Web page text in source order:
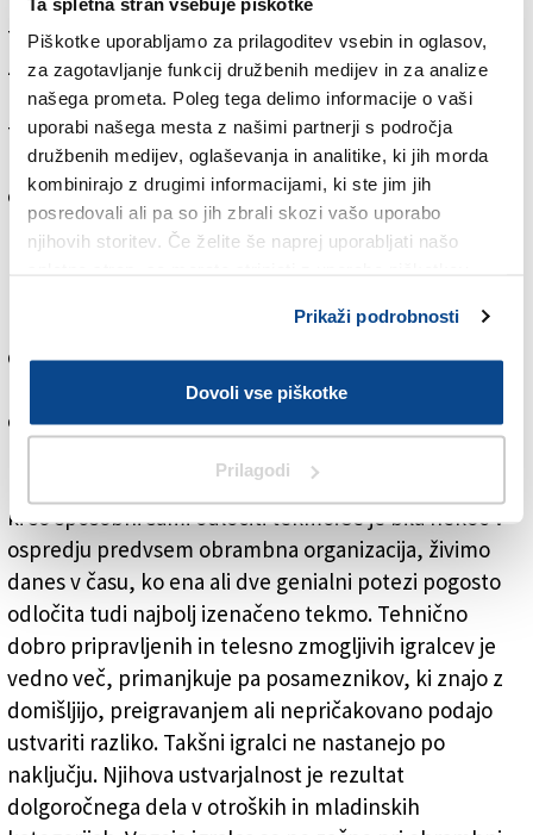
Piškotke uporabljamo za prilagoditev vsebin in oglasov,
za zagotavljanje funkcij družbenih medijev in za analize
našega prometa. Poleg tega delimo informacije o vaši
uporabi našega mesta z našimi partnerji s področja
družbenih medijev, oglaševanja in analitike, ki jih morda
kombinirajo z drugimi informacijami, ki ste jim jih
posredovali ali pa so jih zbrali skozi vašo uporabo
njihovih storitev. Če želite še naprej uporabljati našo
Prikaži podrobnosti
Dovoli vse piškotke
Prilagodi
tudi način igre.Prav zato me je po tekmi najbolj
zanimalo, kakšne igralce želi vzgojiti paragvajski
nogomet. Južna Amerika je svetu dala nešteto
tehničnih virtuozov, zato me preseneča, da se je
paragvajska reprezentanca skoraj povsem
odpovedala napadalni pobudi. Takšen pristop lahko
prinese posamezen rezultat, težko pa postane
razvojni model za prihodnost, še najmanj na
ne izbirajo igralcev, ki uspešno rušijo napade. Na
dvoriščih in igriščih posnemajo Messija, Yamala ali
Douéja. Sanjajo o preigravanju, nepričakovani podaji in
odločilni potezi. Prav zato verjamem, da prihodnost
preprečujejo igro, ampak tistim, ki ustvarjajo igralce,
ki so sposobni sami odločiti tekmo.Če je bila nekoč v
ospredju predvsem obrambna organizacija, živimo
danes v času, ko ena ali dve genialni potezi pogosto
odločita tudi najbolj izenačeno tekmo. Tehnično
dobro pripravljenih in telesno zmogljivih igralcev je
vedno več, primanjkuje pa posameznikov, ki znajo z
domišljijo, preigravanjem ali nepričakovano podajo
ustvariti razliko. Takšni igralci ne nastanejo po
naključju. Njihova ustvarjalnost je rezultat
dolgoročnega dela v otroških in mladinskih